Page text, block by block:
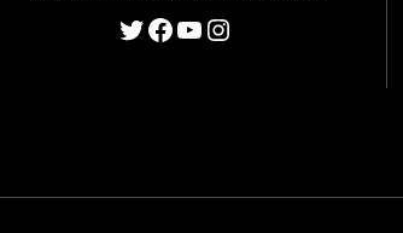
Twitter Facebook YouTube Instagram